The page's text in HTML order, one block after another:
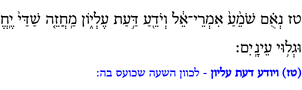
טז נְאֻ֗ם שֹׁמֵ֨עַ֙ אִמְרֵי־אֵ֔ל וְיֹדֵ֖עַ דַּ֣עַת עֶלְי֑וֹן מַֽחֲזֵ֤ה שַׁדַּי֙
וּגְל֥וּי עֵינָֽיִם׃
(טז) ויודע דעת עליון - לכוון השעה שכועס בה: